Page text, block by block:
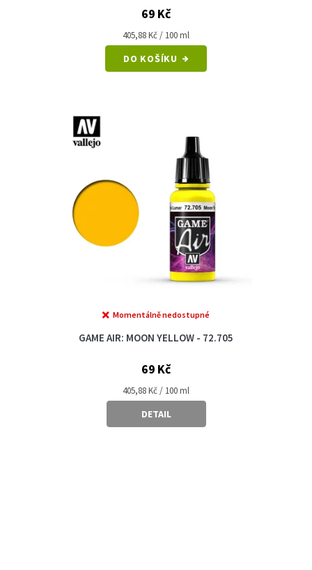
69 Kč
Měrná
cena:
405,88 Kč / 100 ml
DO KOŠÍKU
GAME AIR: MOON YELLOW - 72.705
Momentálně nedostupné
69 Kč
Měrná
cena:
405,88 Kč / 100 ml
DETAIL